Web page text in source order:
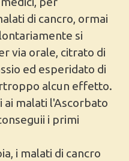
di cancro, ormai
si
via orale, citrato di
ed esperidato di
alcun effetto.
ai malati l'Ascorbato
i primi
i malati di cancro